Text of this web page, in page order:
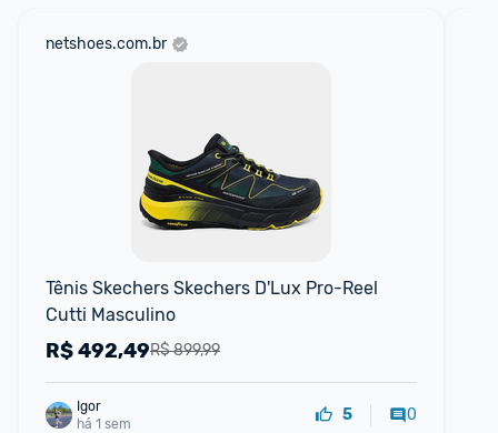
netshoes.com.br
Tênis Skechers Skechers D'Lux Pro-Reel
Cutti Masculino
R$ 899,99
R$492,49
Igor
há 1 sem
5 0